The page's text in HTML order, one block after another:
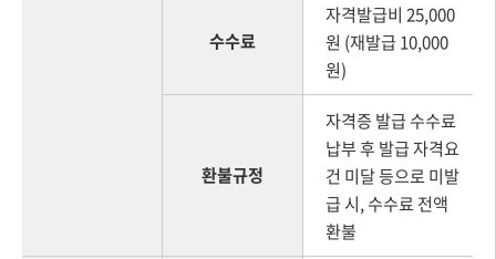
수수료
자격발급비 25,000
원 (재발급 10,000
원)
환불규정
자격증 발급 수수료
납부 후 발급 자격요
건 미달 등으로 미발
급 시, 수수료 전액
환불